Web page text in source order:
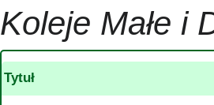
Koleje Małe i
Tytuł